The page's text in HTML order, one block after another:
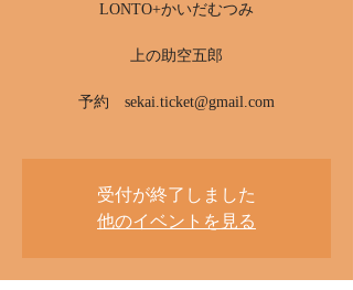
LONTO+かいだむつみ
上の助空五郎
予約 sekai.ticket@gmail.com
受付が終了しました
他のイベントを見る